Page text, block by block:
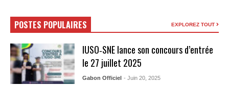
POSTES POPULAIRES EXPLOREZ TOUT
IUSO‑SNE lance son concours d’entrée
le 27 juillet 2025
Gabon Officiel - Juin 20, 2025